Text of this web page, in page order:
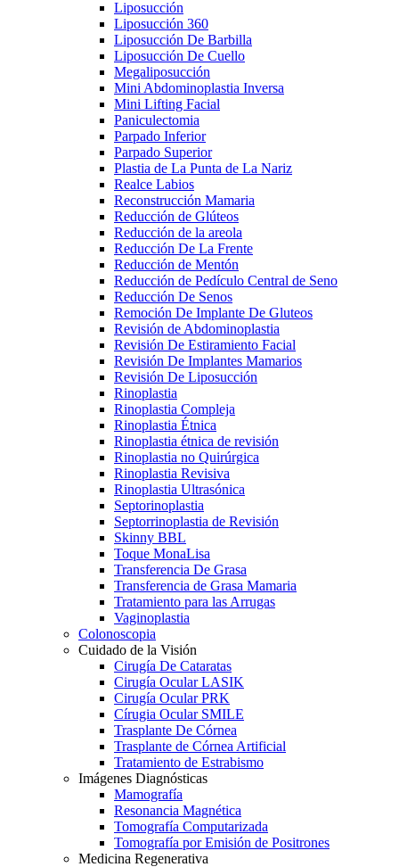
Liposucción
Liposucción 360
Liposucción De Barbilla
Liposucción De Cuello
Megaliposucción
Mini Abdominoplastia Inversa
Mini Lifting Facial
Paniculectomia
Parpado Inferior
Parpado Superior
Plastia de La Punta de La Nariz
Realce Labios
Reconstrucción Mamaria
Reducción de Glúteos
Reducción de la areola
Reducción De La Frente
Reducción de Mentón
Reducción de Pedículo Central de Seno
Reducción De Senos
Remoción De Implante De Gluteos
Revisión de Abdominoplastia
Revisión De Estiramiento Facial
Revisión De Implantes Mamarios
Revisión De Liposucción
Rinoplastia
Rinoplastia Compleja
Rinoplastia Étnica
Rinoplastia étnica de revisión
Rinoplastia no Quirúrgica
Rinoplastia Revisiva
Rinoplastia Ultrasónica
Septorinoplastia
Septorrinoplastia de Revisión
Skinny BBL
Toque MonaLisa
Transferencia De Grasa
Transferencia de Grasa Mamaria
Tratamiento para las Arrugas
Vaginoplastia
Colonoscopia
Cuidado de la Visión
Cirugía De Cataratas
Cirugía Ocular LASIK
Cirugía Ocular PRK
Círugia Ocular SMILE
Trasplante De Córnea
Trasplante de Córnea Artificial
Tratamiento de Estrabismo
Imágenes Diagnósticas
Mamografía
Resonancia Magnética
Tomografía Computarizada
Tomografía por Emisión de Positrones
Medicina Regenerativa